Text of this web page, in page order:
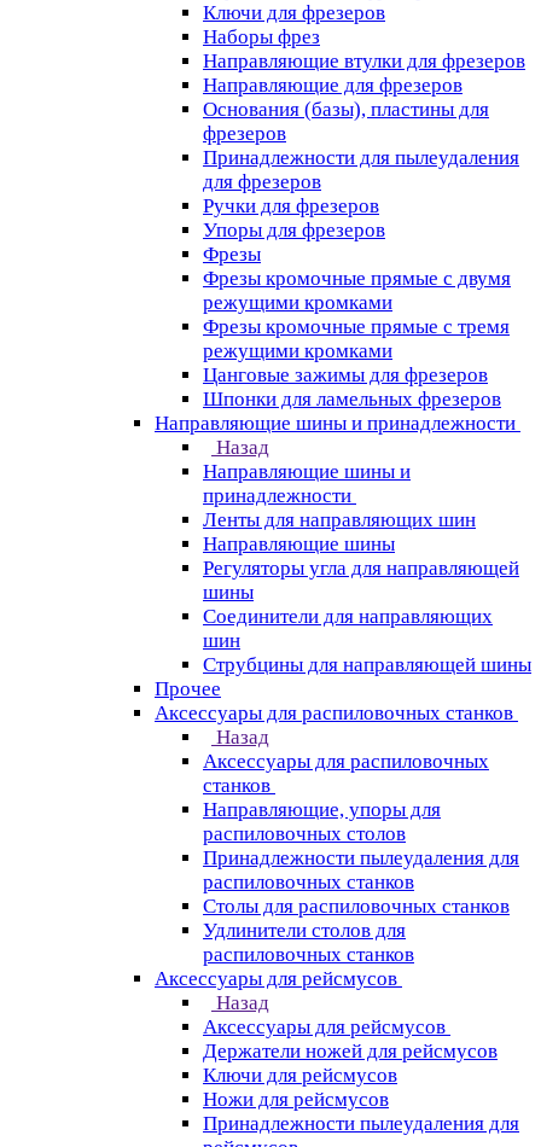
Ключи для фрезеров
Наборы фрез
Направляющие втулки для фрезеров
Направляющие для фрезеров
Основания (базы), пластины для
фрезеров
Принадлежности для пылеудаления
для фрезеров
Ручки для фрезеров
Упоры для фрезеров
Фрезы
Фрезы кромочные прямые с двумя
режущими кромками
Фрезы кромочные прямые с тремя
режущими кромками
Цанговые зажимы для фрезеров
Шпонки для ламельных фрезеров
Направляющие шины и принадлежности
Назад
Направляющие шины и
принадлежности
Ленты для направляющих шин
Направляющие шины
Регуляторы угла для направляющей
шины
Соединители для направляющих
шин
Струбцины для направляющей шины
Прочее
Аксессуары для распиловочных станков
Назад
Аксессуары для распиловочных
станков
Направляющие, упоры для
распиловочных столов
Принадлежности пылеудаления для
распиловочных станков
Столы для распиловочных станков
Удлинители столов для
распиловочных станков
Аксессуары для рейсмусов
Назад
Аксессуары для рейсмусов
Держатели ножей для рейсмусов
Ключи для рейсмусов
Ножи для рейсмусов
Принадлежности пылеудаления для